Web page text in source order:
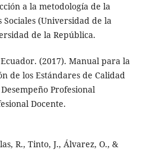
a la metodología de la
Sociales (Universidad de la
de la República.
(2017). Manual para la
de los Estándares de Calidad
Profesional
Docente.
R., Tinto, J., Álvarez, O., &